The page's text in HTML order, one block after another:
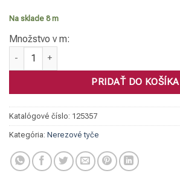
Na sklade 8 m
Množstvo v m:
množstvo Tyč plochá, 316L 050 x 10
PRIDAŤ DO KOŠÍKA
Katalógové číslo: 125357
Kategória: Nerezové tyče